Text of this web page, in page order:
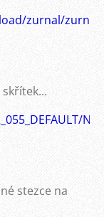
zurnal/
stezce na